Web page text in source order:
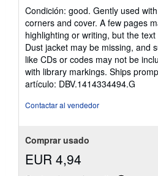
5
de
5
estrellas
Condición: good. Gently used
corners and cover. A few pages
highlighting or writing, but the
Dust jacket may be missing, and
like CDs or codes may not be
with library markings. Ships
artículo: DBV.1414334494.G
Contactar al vendedor
Comprar usado
EUR 4,94